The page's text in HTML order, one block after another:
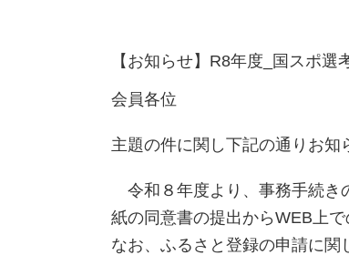
【お知らせ】R8年度_国スポ選
会員各位
主題の件に関し下記の通りお知
令和８年度より、事務手続き
紙の同意書の提出からWEB上で
なお、ふるさと登録の申請に関